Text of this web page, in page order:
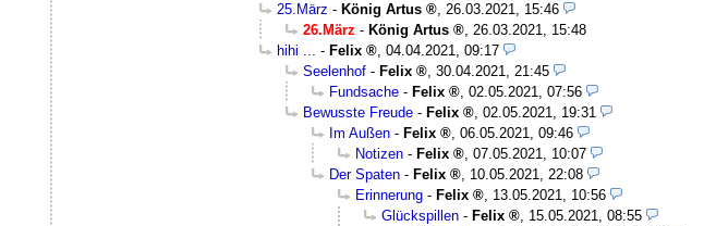
25.März - König Artus , 26.03.2021, 15:46
26.März - König Artus , 26.03.2021, 15:48
hihi ... - Felix , 04.04.2021, 09:17
Seelenhof - Felix , 30.04.2021, 21:45
Fundsache - Felix , 02.05.2021, 07:56
Bewusste Freude - Felix , 02.05.2021, 19:31
Im Außen - Felix , 06.05.2021, 09:46
Notizen - Felix , 07.05.2021, 10:07
Der Spaten - Felix , 10.05.2021, 22:08
Erinnerung - Felix , 13.05.2021, 10:56
Glückspillen - Felix , 15.05.2021, 08:55